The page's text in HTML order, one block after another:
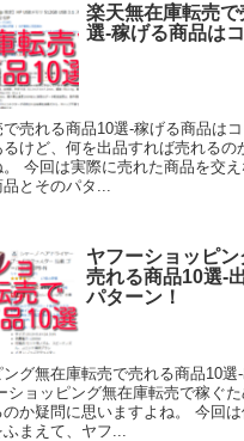
楽天無在庫転売
選-稼げる商品は
売れる商品10選-稼げる商品は
けど、何を出品すれば売れるの
今回は実際に売れた商品を交
とそのパタ...
ヤフーショッピ
売れる商品10選-
パターン！
グ無在庫転売で売れる商品10選
ショッピング無在庫転売で稼ぐ
か疑問に思いますよね。 今回
まえて、ヤフ...